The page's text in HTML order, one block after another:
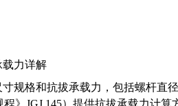
载力详解
规格和抗拔承载力，包括螺杆直
程》JGJ 145）提供抗拔承载力计